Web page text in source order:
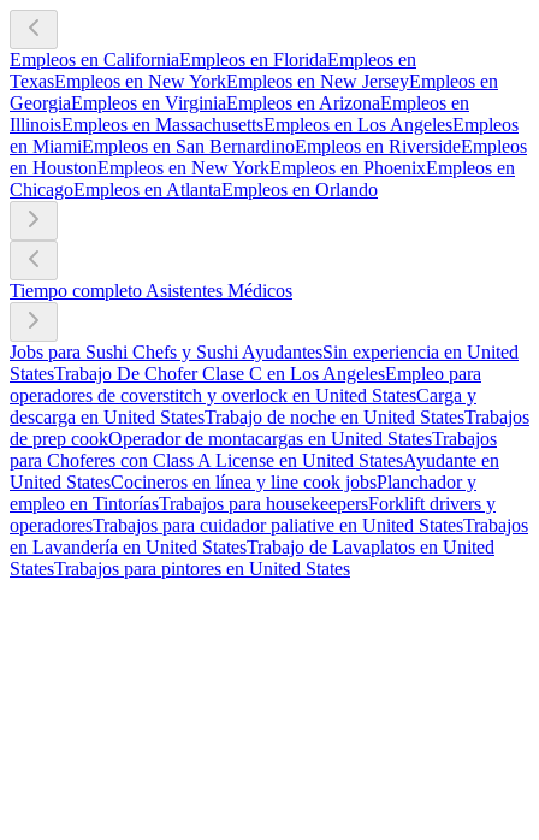
Empleos en CaliforniaEmpleos en FloridaEmpleos en
TexasEmpleos en New YorkEmpleos en New JerseyEmpleos en
GeorgiaEmpleos en VirginiaEmpleos en ArizonaEmpleos en
IllinoisEmpleos en MassachusettsEmpleos en Los AngelesEmpleos
en MiamiEmpleos en San BernardinoEmpleos en RiversideEmpleos
en HoustonEmpleos en New YorkEmpleos en PhoenixEmpleos en
ChicagoEmpleos en AtlantaEmpleos en Orlando
Tiempo completo Asistentes Médicos
Jobs para Sushi Chefs y Sushi AyudantesSin experiencia en United
StatesTrabajo De Chofer Clase C en Los AngelesEmpleo para
operadores de coverstitch y overlock en United StatesCarga y
descarga en United StatesTrabajo de noche en United StatesTrabajos
de prep cookOperador de montacargas en United StatesTrabajos
para Choferes con Class A License en United StatesAyudante en
United StatesCocineros en línea y line cook jobsPlanchador y
empleo en TintoríasTrabajos para housekeepersForklift drivers y
operadoresTrabajos para cuidador paliative en United StatesTrabajos
en Lavandería en United StatesTrabajo de Lavaplatos en United
StatesTrabajos para pintores en United States